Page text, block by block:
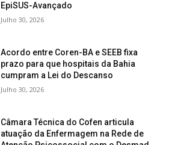
EpiSUS-Avançado
Julho 30, 2026
Acordo entre Coren-BA e SEEB fixa
prazo para que hospitais da Bahia
cumpram a Lei do Descanso
Julho 30, 2026
Câmara Técnica do Cofen articula
atuação da Enfermagem na Rede de